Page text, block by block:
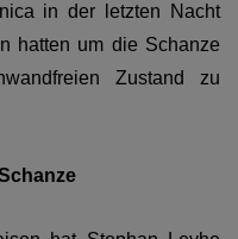
in der letzten Nacht
hatten um die Schanze
Zustand zu